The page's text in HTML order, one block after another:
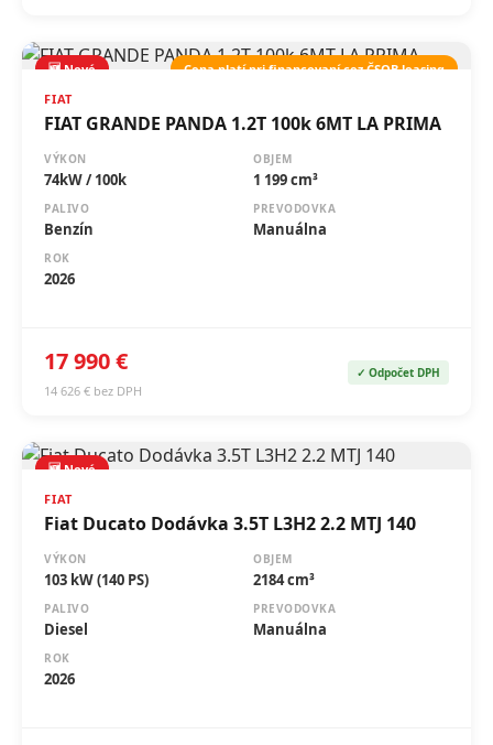
🆕 Nové
Cena platí pri financovaní cez ČSOB leasing
FIAT
FIAT GRANDE PANDA 1.2T 100k 6MT LA PRIMA
VÝKON
74kW / 100k
OBJEM
1 199 cm³
PALIVO
Benzín
PREVODOVKA
Manuálna
ROK
2026
17 990 €
14 626 € bez DPH
✓ Odpočet DPH
🆕 Nové
FIAT
Fiat Ducato Dodávka 3.5T L3H2 2.2 MTJ 140
VÝKON
103 kW (140 PS)
OBJEM
2184 cm³
PALIVO
Diesel
PREVODOVKA
Manuálna
ROK
2026